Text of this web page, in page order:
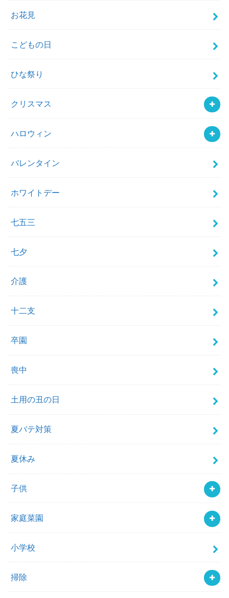
お花見
こどもの日
ひな祭り
クリスマス
ハロウィン
バレンタイン
ホワイトデー
七五三
七夕
介護
十二支
卒園
喪中
土用の丑の日
夏バテ対策
夏休み
子供
家庭菜園
小学校
掃除